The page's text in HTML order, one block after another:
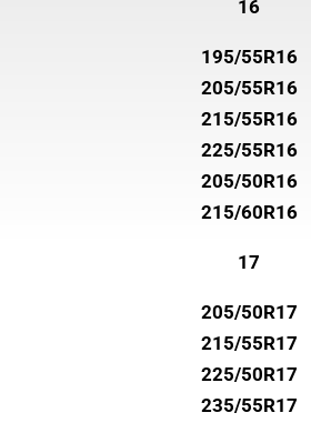
16
195/55R16
205/55R16
215/55R16
225/55R16
205/50R16
215/60R16
17
205/50R17
215/55R17
225/50R17
235/55R17